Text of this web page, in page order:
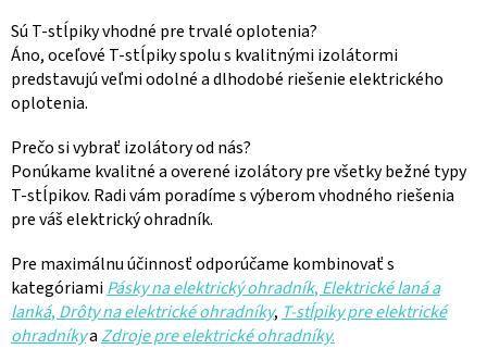
Sú T-stĺpiky vhodné pre trvalé oplotenia?
Áno, oceľové T-stĺpiky spolu s kvalitnými izolátormi
predstavujú veľmi odolné a dlhodobé riešenie elektrického
oplotenia.
Prečo si vybrať izolátory od nás?
Ponúkame kvalitné a overené izolátory pre všetky bežné typy
T-stĺpikov. Radi vám poradíme s výberom vhodného riešenia
pre váš elektrický ohradník.
Pre maximálnu účinnosť odporúčame kombinovať s
kategóriamiPásky na elektrický ohradník, Elektrické laná a
lanká, Drôty na elektrické ohradníky, T-stĺpiky pre elektrické
ohradníkyaZdroje pre elektrické ohradníky.